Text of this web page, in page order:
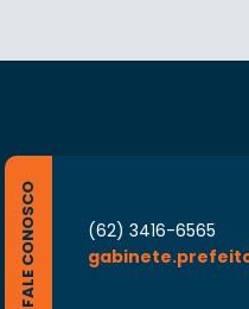
FALE CONOSCO
(62) 3416-6565